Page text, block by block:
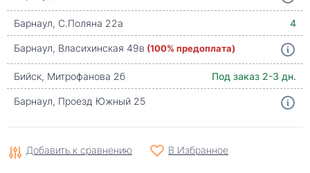
Барнаул, С.Поляна 22а
4
Барнаул, Власихинская 49в (100% предоплата)
Бийск, Митрофанова 2б
Под заказ 2-3 дн.
Барнаул, Проезд Южный 25
Добавить к сравнению В Избранное